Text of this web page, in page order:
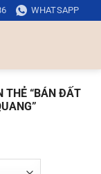
WHATSAPP
THẺ “BÁN ĐẤT